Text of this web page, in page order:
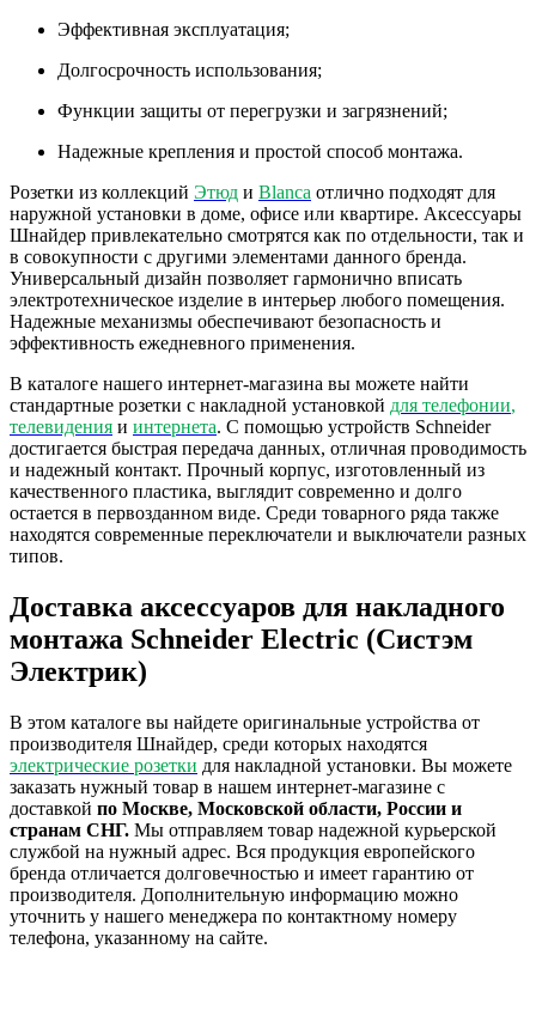
Эффективная эксплуатация;
Долгосрочность использования;
Функции защиты от перегрузки и загрязнений;
Надежные крепления и простой способ монтажа.
Розетки из коллекций Этюд и Blanca отлично подходят для
наружной установки в доме, офисе или квартире. Аксессуары
Шнайдер привлекательно смотрятся как по отдельности, так и
в совокупности с другими элементами данного бренда.
Универсальный дизайн позволяет гармонично вписать
электротехническое изделие в интерьер любого помещения.
Надежные механизмы обеспечивают безопасность и
эффективность ежедневного применения.
В каталоге нашего интернет-магазина вы можете найти
стандартные розетки с накладной установкой для телефонии,
телевидения и интернета. С помощью устройств Schneider
достигается быстрая передача данных, отличная проводимость
и надежный контакт. Прочный корпус, изготовленный из
качественного пластика, выглядит современно и долго
остается в первозданном виде. Среди товарного ряда также
находятся современные переключатели и выключатели разных
типов.
Доставка аксессуаров для накладного
монтажа Schneider Electric (Систэм
Электрик)
В этом каталоге вы найдете оригинальные устройства от
производителя Шнайдер, среди которых находятся
электрические розетки для накладной установки. Вы можете
заказать нужный товар в нашем интернет-магазине с
доставкой по Москве, Московской области, России и
странам СНГ. Мы отправляем товар надежной курьерской
службой на нужный адрес. Вся продукция европейского
бренда отличается долговечностью и имеет гарантию от
производителя. Дополнительную информацию можно
уточнить у нашего менеджера по контактному номеру
телефона, указанному на сайте.